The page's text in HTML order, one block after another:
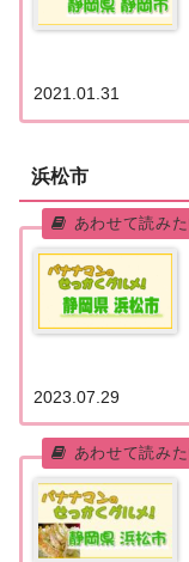
2021.01.31
浜松市
2023.07.29